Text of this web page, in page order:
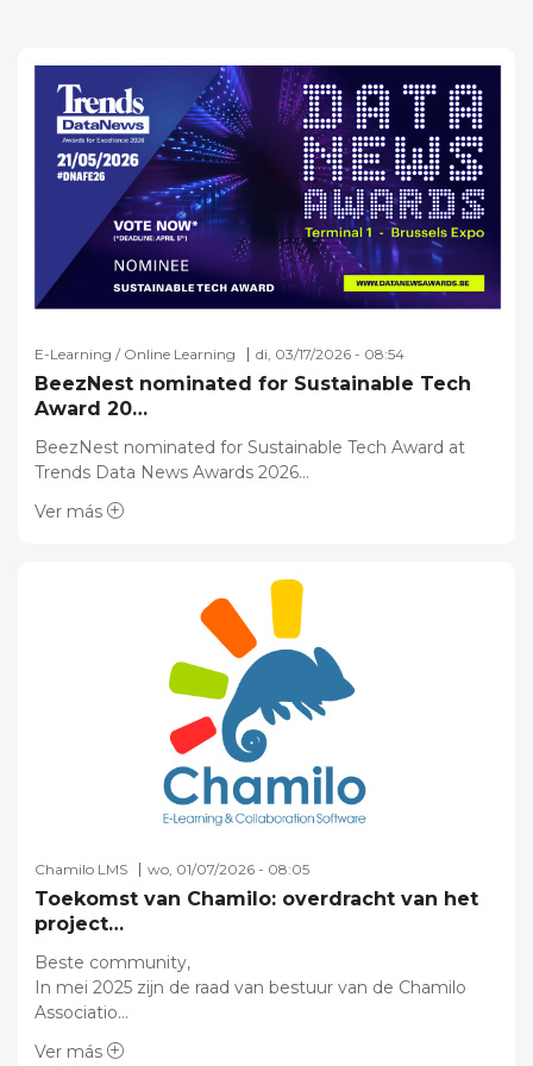
E-Learning / Online Learning di, 03/17/2026 - 08:54
BeezNest nominated for Sustainable Tech
Award 20…
BeezNest nominated for Sustainable Tech Award at
Trends Data News Awards 2026…
Ver más
Chamilo LMS wo, 01/07/2026 - 08:05
Toekomst van Chamilo: overdracht van het
project…
Beste community,
In mei 2025 zijn de raad van bestuur van de Chamilo
Associatio…
Ver más